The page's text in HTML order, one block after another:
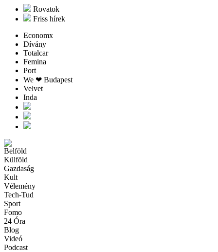
Rovatok
Friss hírek
Economx
Dívány
Totalcar
Femina
Port
We ❤︎ Budapest
Velvet
Inda
Belföld
Külföld
Gazdaság
Kult
Vélemény
Tech-Tud
Sport
Fomo
24 Óra
Blog
Videó
Podcast